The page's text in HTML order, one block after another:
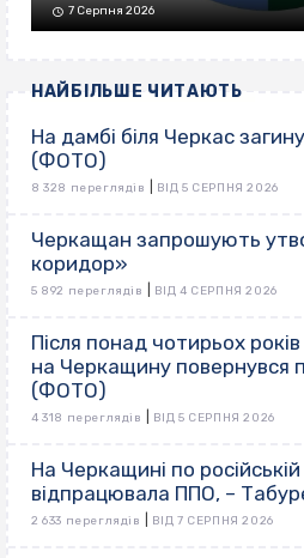
7 Серпня 2026
НАЙБІЛЬШЕ ЧИТАЮТЬ
На дамбі біля Черкас
(ФОТО)
8 328 переглядів ВІД 5 СЕРПНЯ 2026
Черкащан запрошують
коридор»
5 892 переглядів ВІД 4 СЕРПНЯ 2026
Після понад чотирьох
на Черкащину повернувся
(ФОТО)
4 318 переглядів ВІД 5 СЕРПНЯ 2026
На Черкащині по російській
відпрацювала ППО, –
2 633 переглядів ВІД 7 СЕРПНЯ 2026